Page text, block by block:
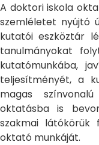
A doktori iskola
szemléletet nyújtó
kutatói eszköztár
tanulmányokat
kutatómunkába,
teljesítményét, a
magas
oktatásba is
szakmai látókörük
oktató munkáját.